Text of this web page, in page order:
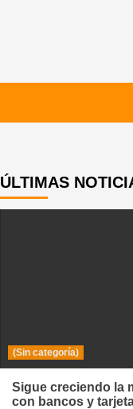
ÚLTIMAS
(Sin categoría)
Sigue creciendo la
con bancos y